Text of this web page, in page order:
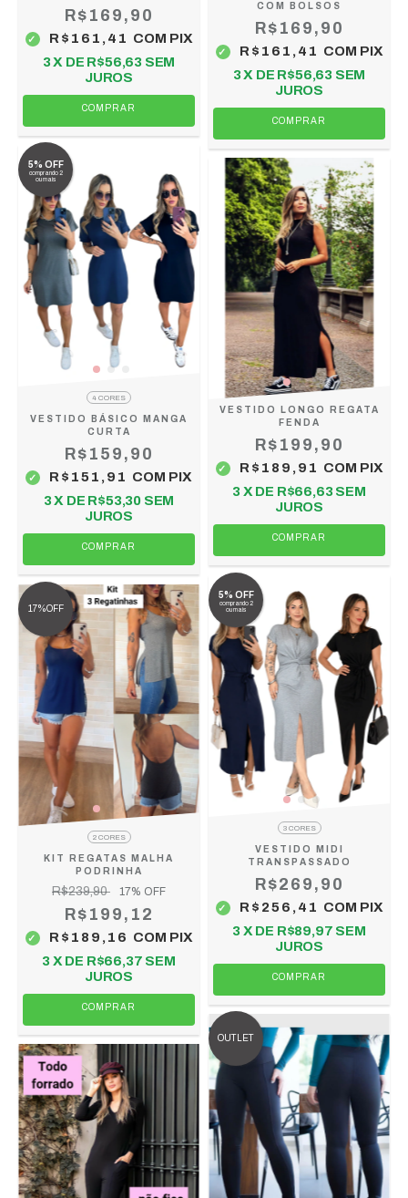
R$169,90
R$161,41 COM PIX
3 X DE R$56,63 SEM
JUROS
COMPRAR
COM BOLSOS
R$169,90
R$161,41 COM PIX
3 X DE R$56,63 SEM
JUROS
COMPRAR
5% OFF
comprando 2
ou mais
4 CORES
VESTIDO BÁSICO MANGA
CURTA
R$159,90
R$151,91 COM PIX
3 X DE R$53,30 SEM
JUROS
COMPRAR
VESTIDO LONGO REGATA
FENDA
R$199,90
R$189,91 COM PIX
3 X DE R$66,63 SEM
JUROS
COMPRAR
17%OFF
2 CORES
KIT REGATAS MALHA
PODRINHA
R$239,90 17% OFF
R$199,12
R$189,16 COM PIX
3 X DE R$66,37 SEM
JUROS
COMPRAR
5% OFF
comprando 2
ou mais
3 CORES
VESTIDO MIDI
TRANSPASSADO
R$269,90
R$256,41 COM PIX
3 X DE R$89,97 SEM
JUROS
COMPRAR
OUTLET